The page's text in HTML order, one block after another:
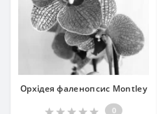
Орхідея фаленопсис Montley
0